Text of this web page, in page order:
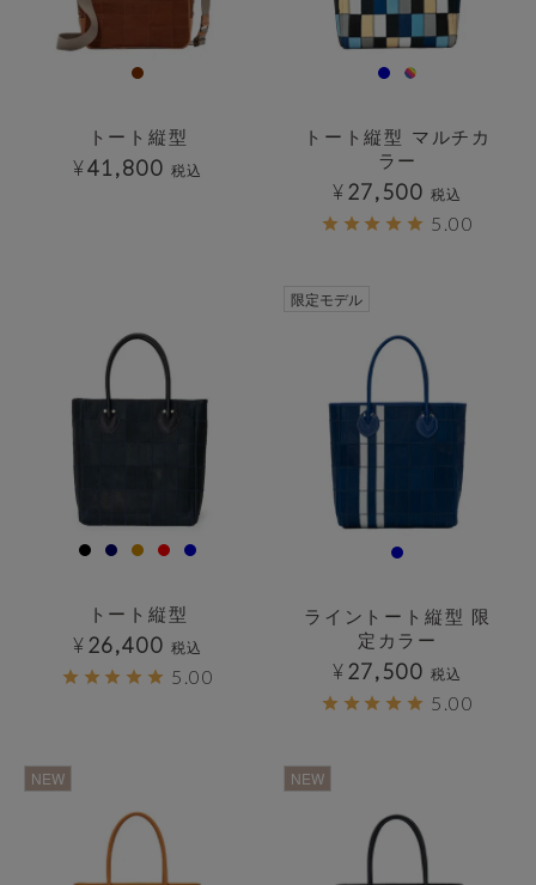
トート縦型
¥41,800 税込
トート縦型 マルチカ
ラー
¥ 27,500 税込
5.00
トート縦型
¥ 26,400 税込
5.00
限定モデル
ライントート縦型 限
定カラー
¥ 27,500 税込
5.00
NEW NEW